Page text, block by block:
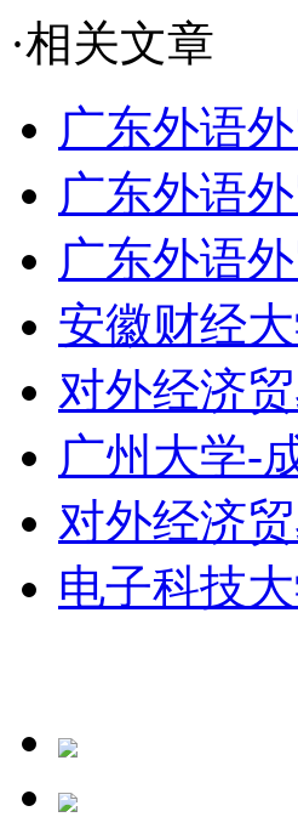
·相关文章
广东外语
广东外语
广东外语
安徽财经
对外经济
广州大学-
对外经济
电子科技